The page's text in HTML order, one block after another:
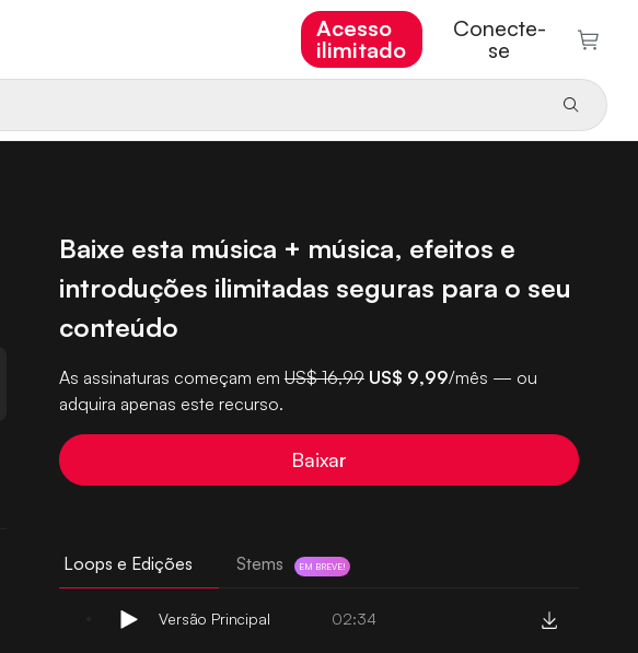
Acesso
ilimitado
Conecte-
se
Baixe esta música + música, efeitos e
introduções ilimitadas seguras para o seu
conteúdo
As assinaturas começam emUS$ 16,99 US$ 9,99/mês — ou
adquira apenas este recurso.
Baixar
Loops e Edições Stems EM BREVE!
Versão Principal 02:34